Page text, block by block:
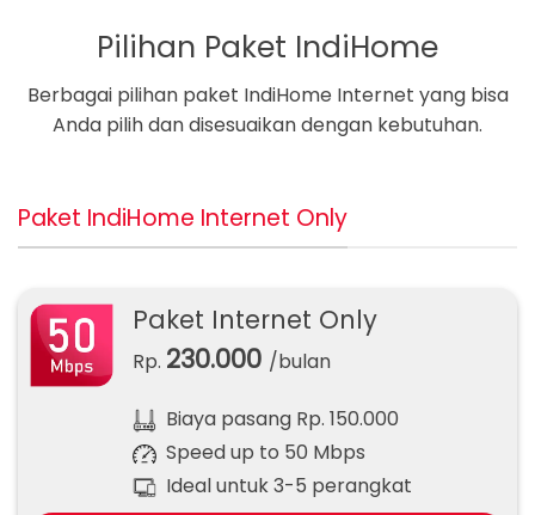
Pilihan Paket IndiHome
Berbagai pilihan paket IndiHome Internet yang bisa
Anda pilih dan disesuaikan dengan kebutuhan.
Paket IndiHome Internet Only
Paket Internet Only
Rp. 230.000 /bulan
Biaya pasang Rp. 150.000
Speed up to 50 Mbps
Ideal untuk 3-5 perangkat